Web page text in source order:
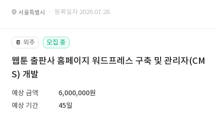
서울특별시 · 등록일자 2026.07.28.
📔 외주 모집 중
웹툰 출판사 홈페이지 워드프레스 구축 및 관리자(CM
S) 개발
예상 금액
6,000,000원
예상 기간
45일